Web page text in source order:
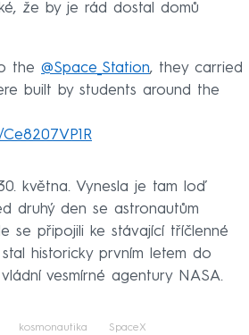
že by je rád dostal domů
the @Space_Station, they carried
built by students around the
května. Vynesla je tam loď
druhý den se astronautům
se připojili ke stávající tříčlenné
historicky prvním letem do
vesmírné agentury NASA.
kosmonautika SpaceX